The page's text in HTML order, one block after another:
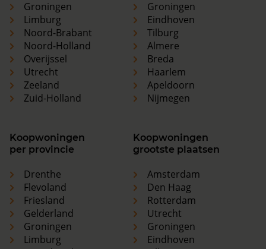
Groningen
Limburg
Noord-Brabant
Noord-Holland
Overijssel
Utrecht
Zeeland
Zuid-Holland
Groningen
Eindhoven
Tilburg
Almere
Breda
Haarlem
Apeldoorn
Nijmegen
Koopwoningen
per provincie
Drenthe
Flevoland
Friesland
Gelderland
Groningen
Limburg
Koopwoningen
grootste plaatsen
Amsterdam
Den Haag
Rotterdam
Utrecht
Groningen
Eindhoven